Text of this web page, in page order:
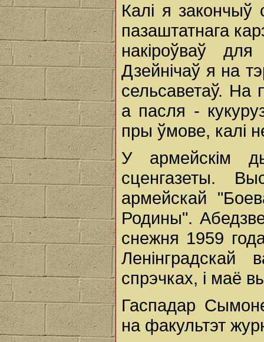
Калі я
пазаштатнага
накіроўваў
Дзейнічаў я на
сельсаветаў. На
а пасля -
пры ўмове, калі
У армейскім
сценгазеты.
армейскай
Родины".
снежня 1959
Ленінградскай
спрэчках, і маё
Гаспадар
на факультэт